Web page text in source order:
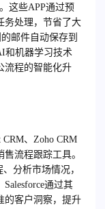
这些APP通过预
务处理，节省了大
邮件自动保存到
和机器学习技术
流程的智能化升
CRM、Zoho CRM
流程跟踪工具。
分析市场情况，
通过其
的客户洞察，提升